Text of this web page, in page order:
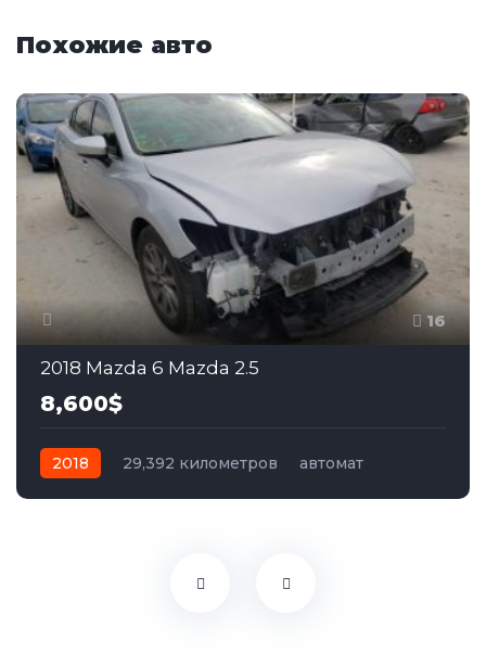
Похожие авто
16
2018 Mazda 6 Mazda 2.5
8,600$
2018 29,392 километров
автомат